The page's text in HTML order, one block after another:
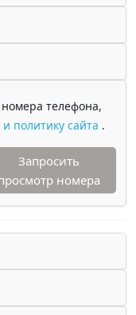
телефона,
политику сайта .
Запросить
номера